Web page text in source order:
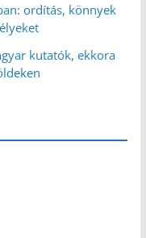
ordítás, könnyek
kutatók, ekkora